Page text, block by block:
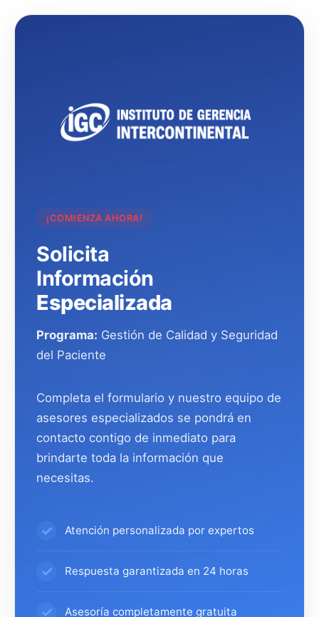
¡COMIENZA AHORA!
Solicita
Información
Especializada
Programa: Gestión de Calidad y Seguridad
del Paciente
Completa el formulario y nuestro equipo de
asesores especializados se pondrá en
contacto contigo de inmediato para
brindarte toda la información que
necesitas.
Atención personalizada por expertos
Respuesta garantizada en 24 horas
Asesoría completamente gratuita